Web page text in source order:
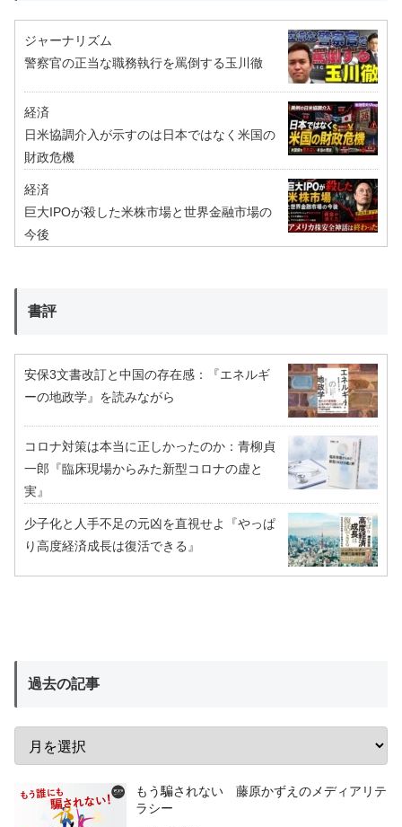
ジャーナリズム
警察官の正当な職務執行を罵倒する玉川徹
経済
日米協調介入が示すのは日本ではなく米国の
財政危機
経済
巨大IPOが殺した米株市場と世界金融市場の
今後
書評
安保3文書改訂と中国の存在感：『エネルギ
ーの地政学』を読みながら
コロナ対策は本当に正しかったのか：青柳貞
一郎『臨床現場からみた新型コロナの虚と
実』
少子化と人手不足の元凶を直視せよ『やっぱ
り高度経済成長は復活できる』
過去の記事
もう騙されない 藤原かずえのメディアリテ
ラシー